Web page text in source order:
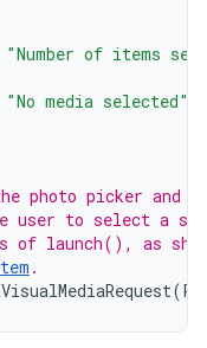
"Number of items
"No media selected"
photo picker and
user to select a
of launch(), as
.
(